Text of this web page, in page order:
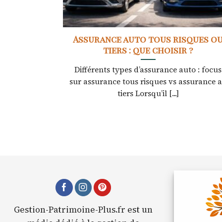
Assurance auto tous risques
tiers : que choisir ?
Différents types d’assurance auto : focus
sur assurance tous risques vs assurance
tiers Lorsqu’il [...]
Gestion-Patrimoine-Plus.fr est un